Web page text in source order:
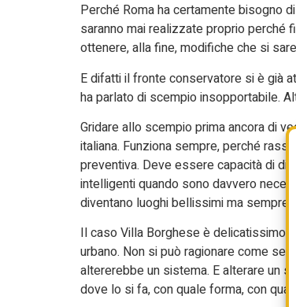
Perché Roma ha certamente bisogno
saranno mai realizzate proprio perché
ottenere, alla fine, modifiche che si
E difatti il fronte conservatore si è già
ha parlato di scempio insopportabile.
Gridare allo scempio prima ancora di
italiana. Funziona sempre, perché
preventiva. Deve essere capacità di
intelligenti quando sono davvero
diventano luoghi bellissimi ma sempre
Il caso Villa Borghese è delicatissimo
urbano. Non si può ragionare come se
altererebbe un sistema. E alterare un
dove lo si fa, con quale forma, con